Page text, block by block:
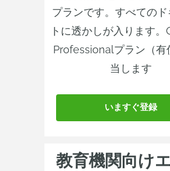
プランです。すべての
トに透かしが入ります
Professionalプラン（有
当します
いますぐ登録
教育機関向け